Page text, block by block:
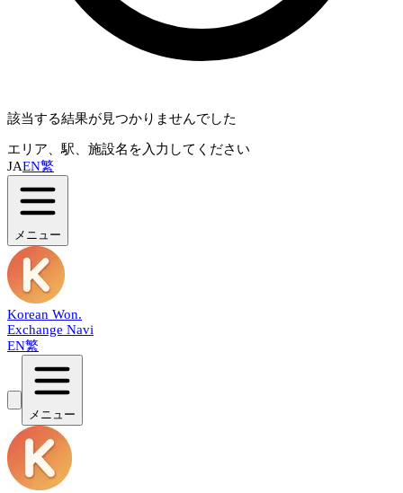
該当する結果が見つかりませんでした
エリア、駅、施設名を入力してください
JAEN繁
メニュー
Korean Won.
Exchange Navi
EN繁
メニュー